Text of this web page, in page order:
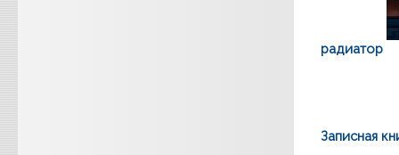
радиатор
Записная